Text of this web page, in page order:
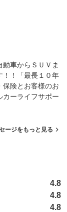
車からＳＵＶま
！！「最長１０年
保険とお客様のお
カーライフサポー
ージをもっと見る
4.8
4.8
4.8